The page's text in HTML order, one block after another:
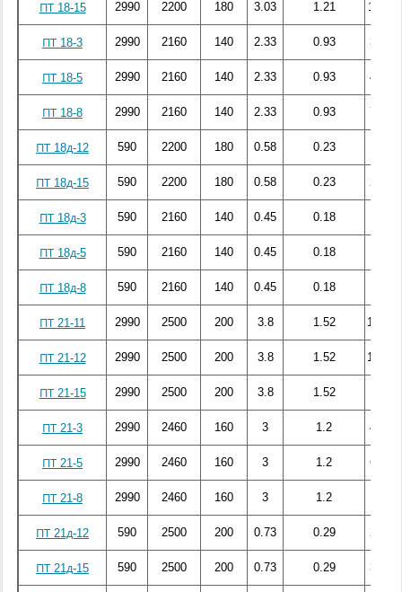
ПТ 18-15 2990 2200 180 3.03 1.21 111.14
ПТ 18-3 2990 2160 140 2.33 0.93 32.02
ПТ 18-5 2990 2160 140 2.33 0.93 46.42
ПТ 18-8 2990 2160 140 2.33 0.93 72.22
ПТ 18д-12 590 2200 180 0.58 0.23
ПТ 18д-15 590 2200 180 0.58 0.23 23.34
ПТ 18д-3 590 2160 140 0.45 0.18
ПТ 18д-5 590 2160 140 0.45 0.18
ПТ 18д-8 590 2160 140 0.45 0.18
ПТ 21-11 2990 2500 200 3.8 1.52 115.32
ПТ 21-12 2990 2500 200 3.8 1.52 125.24
ПТ 21-15 2990 2500 200 3.8 1.52
ПТ 21-3 2990 2460 160 3 1.2 40.22
ПТ 21-5 2990 2460 160 3 1.2 63.95
ПТ 21-8 2990 2460 160 3 1.2
ПТ 21д-12 590 2500 200 0.73 0.29 26.88
ПТ 21д-15 590 2500 200 0.73 0.29 32.08